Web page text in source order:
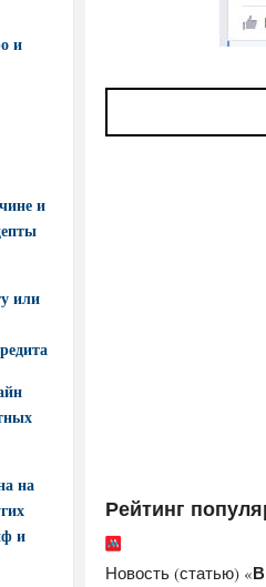
Рейтинг
Новость (статью) «
и
и
или
на
и